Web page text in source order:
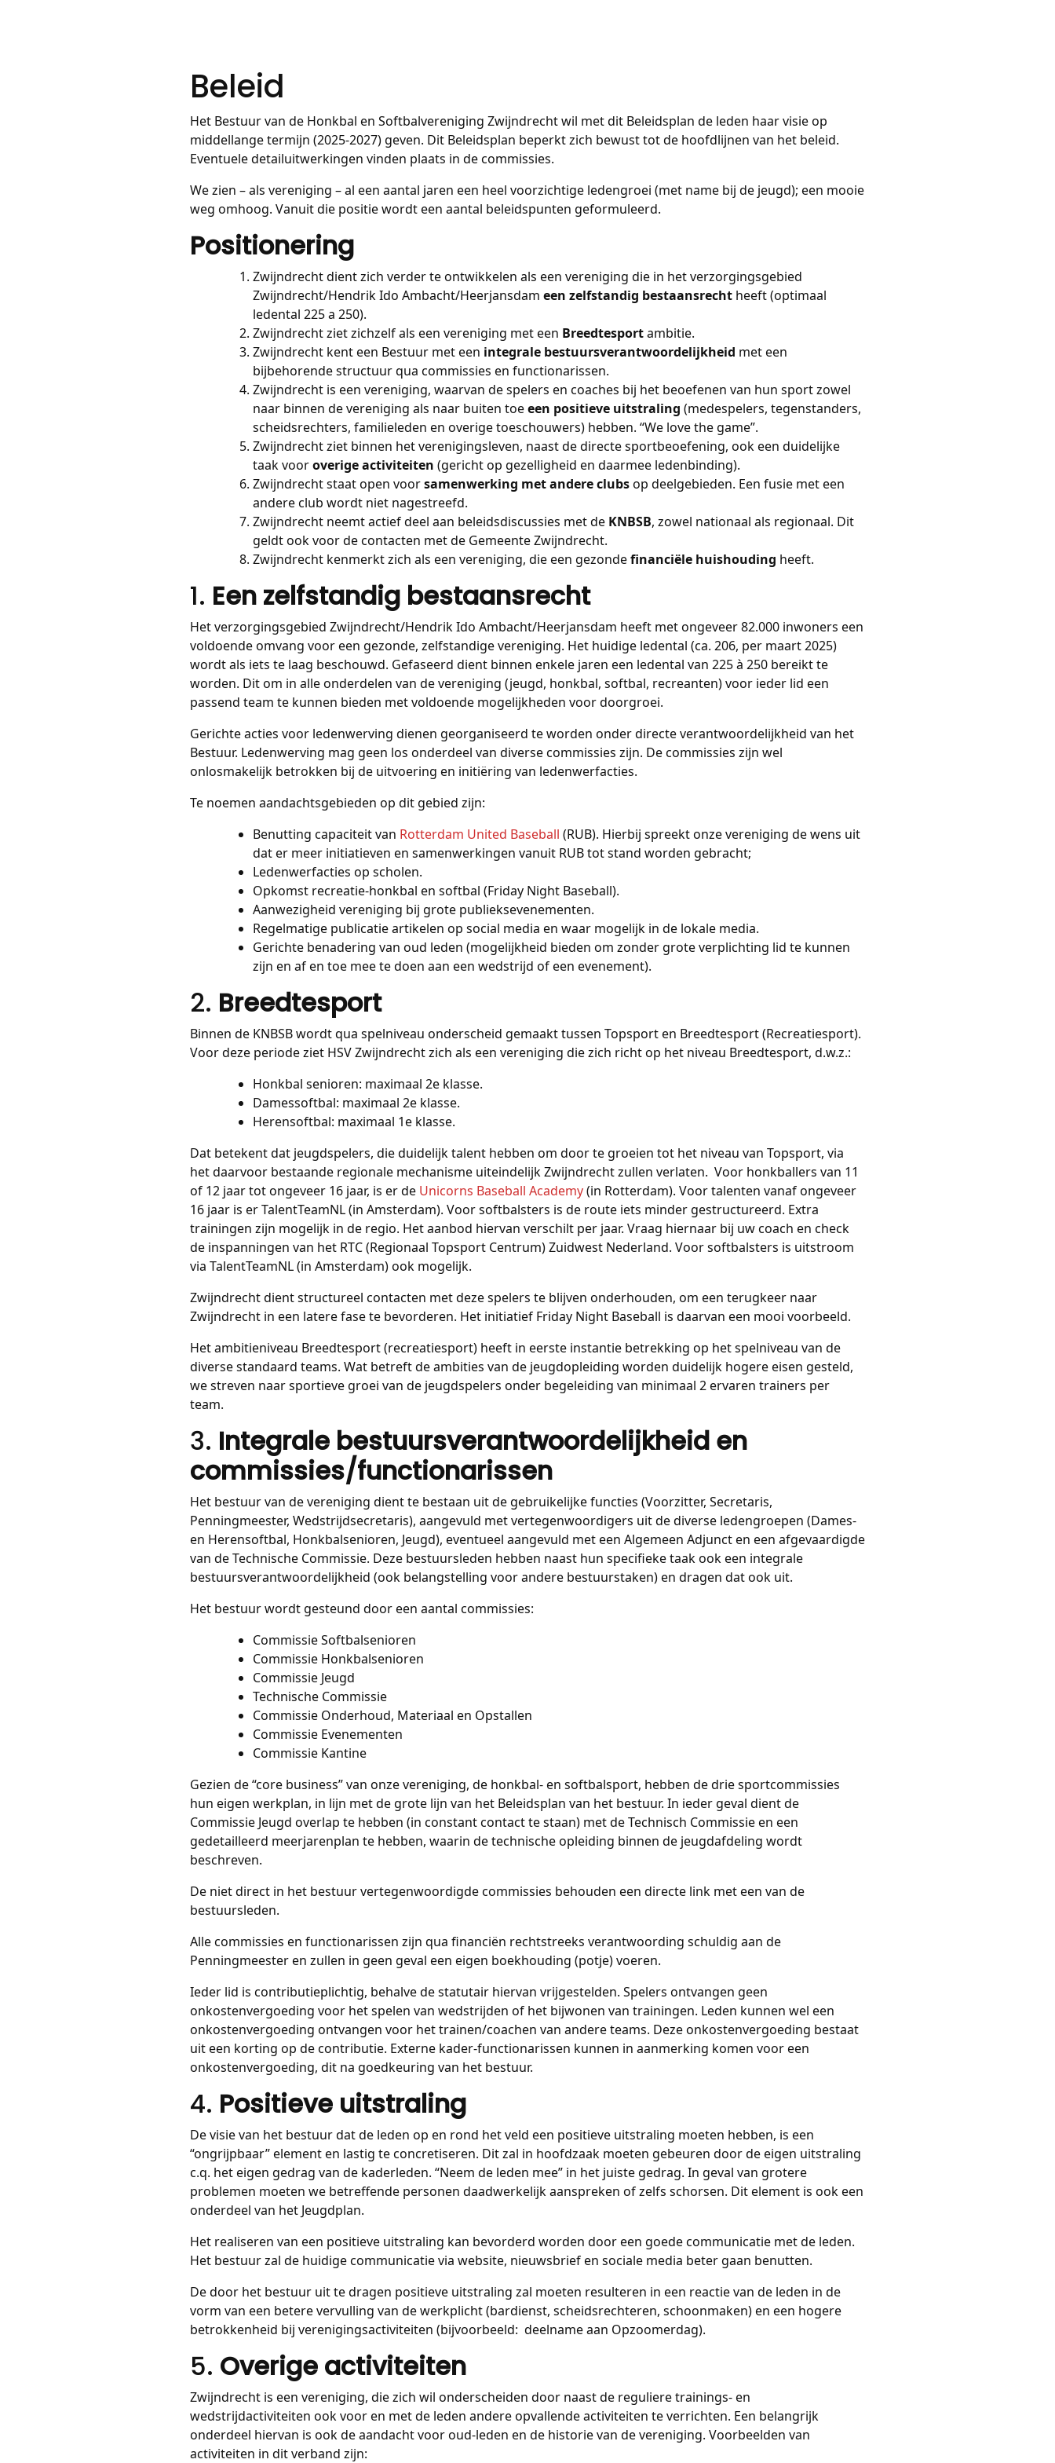
Beleid
Het Bestuur van de Honkbal en Softbalvereniging Zwijndrecht wil met dit Beleidsplan de leden haar visie op
middellange termijn (2025-2027) geven. Dit Beleidsplan beperkt zich bewust tot de hoofdlijnen van het beleid.
Eventuele detailuitwerkingen vinden plaats in de commissies.
We zien – als vereniging – al een aantal jaren een heel voorzichtige ledengroei (met name bij de jeugd); een mooie
weg omhoog. Vanuit die positie wordt een aantal beleidspunten geformuleerd.
Positionering
Zwijndrecht dient zich verder te ontwikkelen als een vereniging die in het verzorgingsgebied
Zwijndrecht/Hendrik Ido Ambacht/Heerjansdam een zelfstandig bestaansrecht heeft (optimaal
ledental 225 a 250).
Zwijndrecht ziet zichzelf als een vereniging met een Breedtesportambitie.
Zwijndrecht kent een Bestuur met een integrale bestuursverantwoordelijkheid met een
bijbehorende structuur qua commissies en functionarissen.
Zwijndrecht is een vereniging, waarvan de spelers en coaches bij het beoefenen van hun sport zowel
naar binnen de vereniging als naar buiten toeeen positieve uitstraling (medespelers, tegenstanders,
scheidsrechters, familieleden en overige toeschouwers) hebben. “We love the game”.
Zwijndrecht ziet binnen het verenigingsleven, naast de directe sportbeoefening, ook een duidelijke
taak vooroverige activiteiten (gericht op gezelligheid en daarmee ledenbinding).
Zwijndrecht staat open voorsamenwerking met andere clubsop deelgebieden. Een fusie met een
andere club wordt niet nagestreefd.
Zwijndrecht neemt actief deel aan beleidsdiscussies met de KNBSB, zowel nationaal als regionaal. Dit
geldt ook voor de contacten met de Gemeente Zwijndrecht.
Zwijndrecht kenmerkt zich als een vereniging, die een gezondefinanciële huishouding heeft.
1. Een zelfstandig bestaansrecht
Het verzorgingsgebied Zwijndrecht/Hendrik Ido Ambacht/Heerjansdam heeft met ongeveer 82.000 inwoners een
voldoende omvang voor een gezonde, zelfstandige vereniging. Het huidige ledental (ca. 206, per maart 2025)
wordt als iets te laag beschouwd. Gefaseerd dient binnen enkele jaren een ledental van 225 à 250 bereikt te
worden. Dit om in alle onderdelen van de vereniging (jeugd, honkbal, softbal, recreanten) voor ieder lid een
passend team te kunnen bieden met voldoende mogelijkheden voor doorgroei.
Gerichte acties voor ledenwerving dienen georganiseerd te worden onder directe verantwoordelijkheid van het
Bestuur. Ledenwerving mag geen los onderdeel van diverse commissies zijn. De commissies zijn wel
onlosmakelijk betrokken bij de uitvoering en initiëring van ledenwerfacties.
Te noemen aandachtsgebieden op dit gebied zijn:
Benutting capaciteit van Rotterdam United Baseball (RUB). Hierbij spreekt onze vereniging de wens uit
dat er meer initiatieven en samenwerkingen vanuit RUB tot stand worden gebracht;
Ledenwerfacties op scholen.
Opkomst recreatie-honkbal en softbal (Friday Night Baseball).
Aanwezigheid vereniging bij grote publieksevenementen.
Regelmatige publicatie artikelen op social media en waar mogelijk in de lokale media.
Gerichte benadering van oud leden (mogelijkheid bieden om zonder grote verplichting lid te kunnen
zijn en af en toe mee te doen aan een wedstrijd of een evenement).
2. Breedtesport
Binnen de KNBSB wordt qua spelniveau onderscheid gemaakt tussen Topsport en Breedtesport (Recreatiesport).
Voor deze periode ziet HSV Zwijndrecht zich als een vereniging die zich richt op het niveau Breedtesport, d.w.z.:
Honkbal senioren: maximaal 2e klasse.
Damessoftbal: maximaal 2e klasse.
Herensoftbal: maximaal 1e klasse.
Dat betekent dat jeugdspelers, die duidelijk talent hebben om door te groeien tot het niveau van Topsport, via
het daarvoor bestaande regionale mechanisme uiteindelijk Zwijndrecht zullen verlaten. Voor honkballers van 11
of 12 jaar tot ongeveer 16 jaar, is er de Unicorns Baseball Academy(in Rotterdam). Voor talenten vanaf ongeveer
16 jaar is er TalentTeamNL (in Amsterdam). Voor softbalsters is de route iets minder gestructureerd. Extra
trainingen zijn mogelijk in de regio. Het aanbod hiervan verschilt per jaar. Vraag hiernaar bij uw coach en check
de inspanningen van het RTC (Regionaal Topsport Centrum) Zuidwest Nederland. Voor softbalsters is uitstroom
via TalentTeamNL (in Amsterdam) ook mogelijk.
Zwijndrecht dient structureel contacten met deze spelers te blijven onderhouden, om een terugkeer naar
Zwijndrecht in een latere fase te bevorderen. Het initiatief Friday Night Baseball is daarvan een mooi voorbeeld.
Het ambitieniveau Breedtesport (recreatiesport) heeft in eerste instantie betrekking op het spelniveau van de
diverse standaard teams. Wat betreft de ambities van de jeugdopleiding worden duidelijk hogere eisen gesteld,
we streven naar sportieve groei van de jeugdspelers onder begeleiding van minimaal 2 ervaren trainers per
team.
3. Integrale bestuursverantwoordelijkheid en
commissies/functionarissen
Het bestuur van de vereniging dient te bestaan uit de gebruikelijke functies (Voorzitter, Secretaris,
Penningmeester, Wedstrijdsecretaris), aangevuld met vertegenwoordigers uit de diverse ledengroepen (Dames-
en Herensoftbal, Honkbalsenioren, Jeugd), eventueel aangevuld met een Algemeen Adjunct en een afgevaardigde
van de Technische Commissie. Deze bestuursleden hebben naast hun specifieke taak ook een integrale
bestuursverantwoordelijkheid (ook belangstelling voor andere bestuurstaken) en dragen dat ook uit.
Het bestuur wordt gesteund door een aantal commissies:
Commissie Softbalsenioren
Commissie Honkbalsenioren
Commissie Jeugd
Technische Commissie
Commissie Onderhoud, Materiaal en Opstallen
Commissie Evenementen
Commissie Kantine
Gezien de “core business” van onze vereniging, de honkbal- en softbalsport, hebben de drie sportcommissies
hun eigen werkplan, in lijn met de grote lijn van het Beleidsplan van het bestuur. In ieder geval dient de
Commissie Jeugd overlap te hebben (in constant contact te staan) met de Technisch Commissie en een
gedetailleerd meerjarenplan te hebben, waarin de technische opleiding binnen de jeugdafdeling wordt
beschreven.
De niet direct in het bestuur vertegenwoordigde commissies behouden een directe link met een van de
bestuursleden.
Alle commissies en functionarissen zijn qua financiën rechtstreeks verantwoording schuldig aan de
Penningmeester en zullen in geen geval een eigen boekhouding (potje) voeren.
Ieder lid is contributieplichtig, behalve de statutair hiervan vrijgestelden. Spelers ontvangen geen
onkostenvergoeding voor het spelen van wedstrijden of het bijwonen van trainingen. Leden kunnen wel een
onkostenvergoeding ontvangen voor het trainen/coachen van andere teams. Deze onkostenvergoeding bestaat
uit een korting op de contributie. Externe kader-functionarissen kunnen in aanmerking komen voor een
onkostenvergoeding, dit na goedkeuring van het bestuur.
4. Positieve uitstraling
De visie van het bestuur dat de leden op en rond het veld een positieve uitstraling moeten hebben, is een
“ongrijpbaar” element en lastig te concretiseren. Dit zal in hoofdzaak moeten gebeuren door de eigen uitstraling
c.q. het eigen gedrag van de kaderleden. “Neem de leden mee” in het juiste gedrag. In geval van grotere
problemen moeten we betreffende personen daadwerkelijk aanspreken of zelfs schorsen. Dit element is ook een
onderdeel van het Jeugdplan.
Het realiseren van een positieve uitstraling kan bevorderd worden door een goede communicatie met de leden.
Het bestuur zal de huidige communicatie via website, nieuwsbrief en sociale media beter gaan benutten.
De door het bestuur uit te dragen positieve uitstraling zal moeten resulteren in een reactie van de leden in de
vorm van een betere vervulling van de werkplicht (bardienst, scheidsrechteren, schoonmaken) en een hogere
betrokkenheid bij verenigingsactiviteiten (bijvoorbeeld: deelname aan Opzoomerdag).
5. Overige activiteiten
Zwijndrecht is een vereniging, die zich wil onderscheiden door naast de reguliere trainings- en
wedstrijdactiviteiten ook voor en met de leden andere opvallende activiteiten te verrichten. Een belangrijk
onderdeel hiervan is ook de aandacht voor oud-leden en de historie van de vereniging. Voorbeelden van
activiteiten in dit verband zijn: